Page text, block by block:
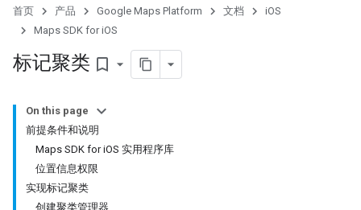
首页 产品 Google Maps Platform 文档
iOS
Maps SDK for iOS
标记聚类 bookmark_border
On this page
前提条件和说明
Maps SDK for iOS 实用程序库
位置信息权限
实现标记聚类
创建聚类管理器